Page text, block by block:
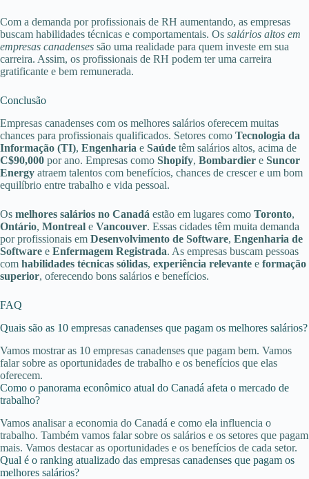
Com a demanda por profissionais de RH aumentando, as empresas
buscam habilidades técnicas e comportamentais. Os salários altos em
empresas canadenses são uma realidade para quem investe em sua
carreira. Assim, os profissionais de RH podem ter uma carreira
gratificante e bem remunerada.
Conclusão
Empresas canadenses com os melhores salários oferecem muitas
chances para profissionais qualificados. Setores como Tecnologia da
Informação (TI), Engenharia e Saúde têm salários altos, acima de
C$90,000 por ano. Empresas como Shopify, Bombardier e Suncor
Energy atraem talentos com benefícios, chances de crescer e um bom
equilíbrio entre trabalho e vida pessoal.
Os melhores salários no Canadá estão em lugares como Toronto,
Ontário, Montreal e Vancouver. Essas cidades têm muita demanda
por profissionais em Desenvolvimento de Software, Engenharia de
Software e Enfermagem Registrada. As empresas buscam pessoas
com habilidades técnicas sólidas, experiência relevante e formação
superior, oferecendo bons salários e benefícios.
FAQ
Quais são as 10 empresas canadenses que pagam os melhores salários?
Vamos mostrar as 10 empresas canadenses que pagam bem. Vamos
falar sobre as oportunidades de trabalho e os benefícios que elas
oferecem.
Como o panorama econômico atual do Canadá afeta o mercado de
trabalho?
Vamos analisar a economia do Canadá e como ela influencia o
trabalho. Também vamos falar sobre os salários e os setores que pagam
mais. Vamos destacar as oportunidades e os benefícios de cada setor.
Qual é o ranking atualizado das empresas canadenses que pagam os
melhores salários?